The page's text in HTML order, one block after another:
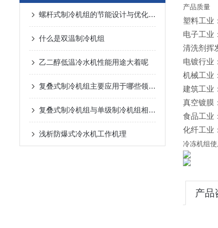
螺杆式制冷机组的节能设计与优化策略
什么是双温制冷机组
乙二醇低温冷水机性能用途大着呢
复叠式制冷机组主要应用于哪些领域？
复叠式制冷机组与单级制冷机组相比有哪些优势？
浅析​防爆式冷水机工作机理
产品质量
塑料工业
电子工业
清洗剂挥
电镀行业
机械工业
建筑工业
真空镀膜
食品工业
化纤工业
冷冻机组
产品